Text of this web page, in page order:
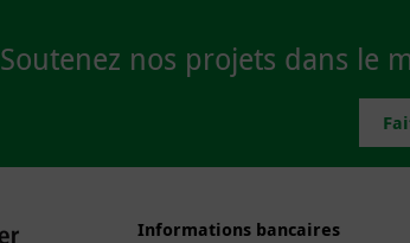
Soutenez nos projets dans le
Informations bancaires